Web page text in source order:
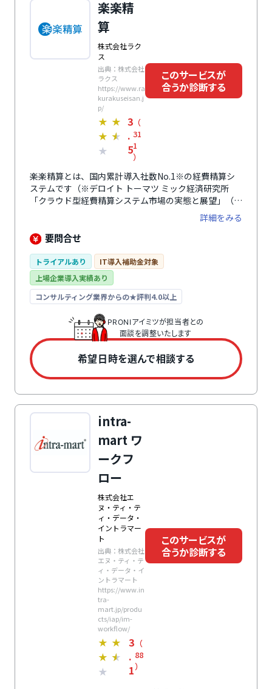
ルティング業に特化しています。プロジェクト原価管理
や継続契約管理も可能です。
楽楽精
算
株式会社ラク
ス
出典：株式会社
ラクス
https://www.ra
kurakuseisan.j
p/
★ ★
★ ★
★
3
.
5
（
31
1
）
このサービスが
合うか診断する
楽楽精算とは、国内累計導入社数No.1※の経費精算シ
ステムです（※デロイト トーマツ ミック経済研究所
「クラウド型経費精算システム市場の実態と展望」（ミ
r.co.jp/micit/2026/）における「累計導入社数」第1
位）。特に、自動化に特化しており、ICカード内のデー
訳機能、既存の会計ソフトに応じたフォーマットでの自
動出力、銀行振込用のFBデータの自動生成など、機能
が充実しています。また、領収書を写真で撮影すること
で、自動的にデータ化・保存できるようになっていま
張費などカバーできる範囲が大きい点が特徴です。
詳細をみる
要問合せ
トライアルあり
IT導入補助金対象
上場企業導入実績あり
コンサルティング業界からの★評判4.0以上
PRONIアイミツが担当者との
面談を調整いたします
希望日時を選んで相談する
intra-
mart ワ
ークフ
ロー
株式会社エ
ヌ・ティ・テ
ィ・データ・
イントラマー
ト
出典：株式会社
エヌ・ティ・テ
ィ・データ・イ
ントラマート
https://www.in
tra-
mart.jp/produ
cts/iap/im-
workflow/
★ ★
★ ★
★
3
.
1
（
88
）
このサービスが
合うか診断する